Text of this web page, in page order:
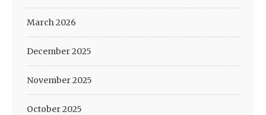
March 2026
December 2025
November 2025
October 2025